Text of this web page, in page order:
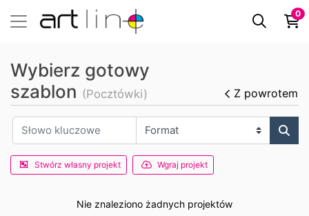
0
Wybierz gotowy
szablon (Pocztówki) Z powrotem
Stwórz własny projekt Wgraj projekt
Nie znaleziono żadnych projektów